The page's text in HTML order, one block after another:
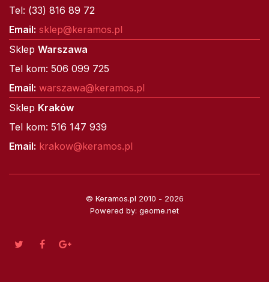
Tel: (33) 816 89 72
Email: sklep@keramos.pl
Sklep Warszawa
Tel kom: 506 099 725
Email: warszawa@keramos.pl
Sklep Kraków
Tel kom: 516 147 939
Email: krakow@keramos.pl
© Keramos.pl 2010 - 2026
Powered by: geome.net